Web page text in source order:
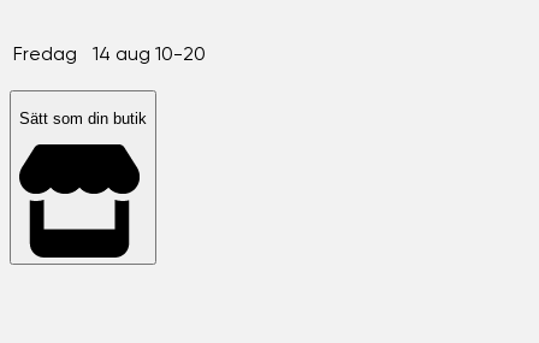
Fredag 14 aug 10-20
Sätt som din butik